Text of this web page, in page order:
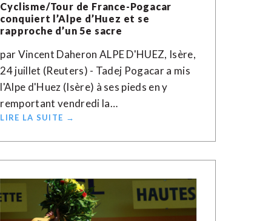
Cyclisme/Tour de France-Pogacar
conquiert l’Alpe d’Huez et se
rapproche d’un 5e sacre
par Vincent Daheron ALPE D'HUEZ, Isère,
24 juillet (Reuters) - Tadej Pogacar a mis
l'Alpe d'Huez (Isère) à ses pieds en y
remportant vendredi la…
LIRE LA SUITE →